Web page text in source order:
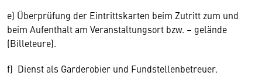
e) Überprüfung der Eintrittskarten beim Zutritt zum und
beim Aufenthalt am Veranstaltungsort bzw. – gelände
(Billeteure).
f) Dienst als Garderobier und Fundstellenbetreuer.